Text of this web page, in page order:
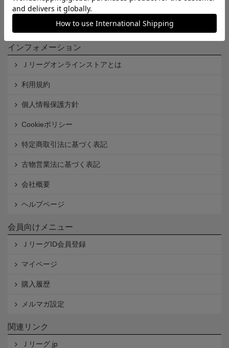
クラブから探す
Ｊ2
インフォメーション
Ｊリーグオンラインストアとは
利用規約
個人情報保護方針
Cookieポリシー
特定商取引法に基づく表記
古物営業法に基づく表記
会社概要
ヘルプページ
会員向けメニュー
ＪリーグID会員登録
マイページ
購入履歴
メルマガ設定
関連リンク
Ｊリーグ.jp